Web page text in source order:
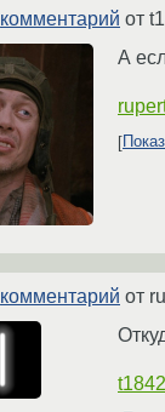
комментарий от
А
комментарий от